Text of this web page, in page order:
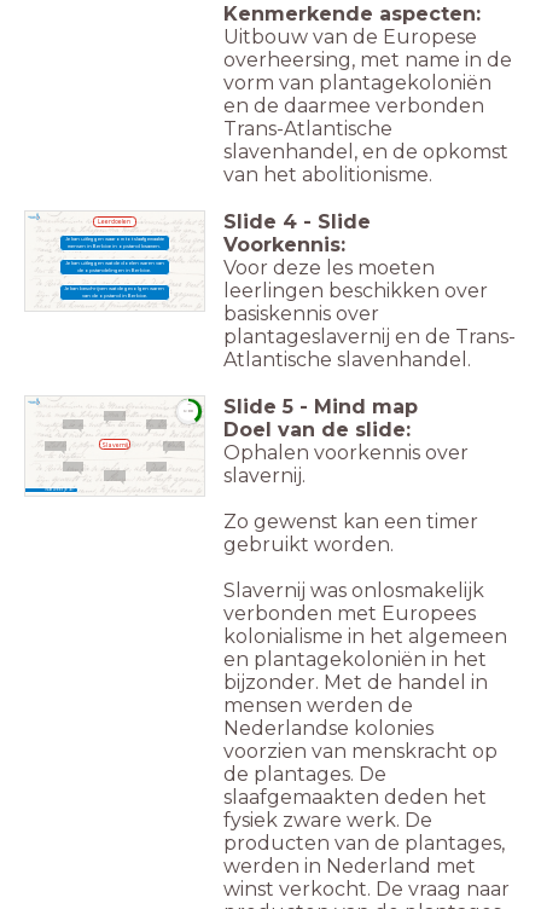
Kenmerkende aspecten:
Uitbouw van de Europese
overheersing, met name in de
vorm van plantagekoloniën
en de daarmee verbonden
Trans-Atlantische
slavenhandel, en de opkomst
van het abolitionisme.
Leerdoelen
Je kan uitleggen waarom tot slaafgemaakte
mensen in Berbice in opstand kwamen.
Je kan uitleggen wat de doelen waren van
de opstandelingen in Berbice.
Je kan beschrijven wat de gevolgen waren
van de opstand in Berbice.
Slide 4 - Slide
Voorkennis:
Voor deze les moeten
leerlingen beschikken over
basiskennis over
plantageslavernij en de Trans-
Atlantische slavenhandel.
Wat weet je al?
Slavernij
Slide 5 - Mind map
Doel van de slide:
Ophalen voorkennis over
slavernij.
Zo gewenst kan een timer
gebruikt worden.
Slavernij was onlosmakelijk
verbonden met Europees
kolonialisme in het algemeen
en plantagekoloniën in het
bijzonder. Met de handel in
mensen werden de
Nederlandse kolonies
voorzien van menskracht op
de plantages. De
slaafgemaakten deden het
fysiek zware werk. De
producten van de plantages,
werden in Nederland met
winst verkocht. De vraag naar